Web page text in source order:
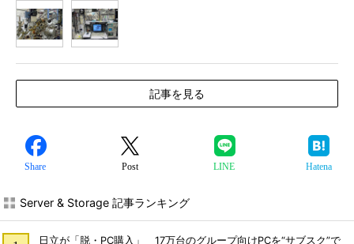
記事を見る
Share Post LINE Hatena
Server & Storage 記事ランキング
日立が「脱・PC購入」 17万台のグループ向けPCを“サブスク”で